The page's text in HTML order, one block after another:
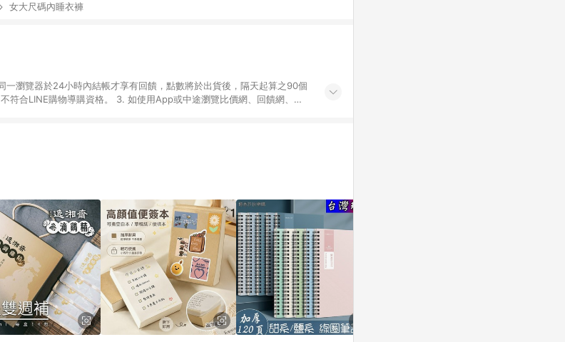
女大尺碼內睡衣褲
一瀏覽器於24小時內結帳才享有回饋，點數將於出貨後，隔天起算之90個
符合LINE購物導購資格。 3. 如使用App或中途瀏覽比價網、回饋網、
商品規格、價位、贈品等與親子天下Shopping銷售網頁不符，以銷售網頁